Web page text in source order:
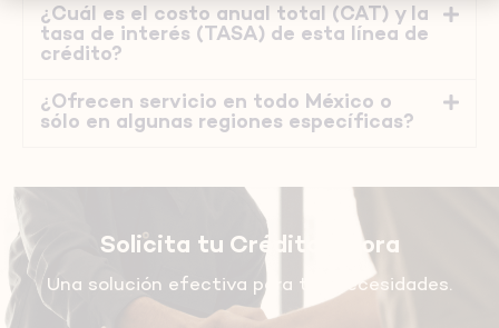
¿Cuál es el costo anual total (CAT) y la
tasa de interés (TASA) de esta línea de
crédito?
¿Ofrecen servicio en todo México o
sólo en algunas regiones específicas?
Solicita tu Crédito Ahora
Una solución efectiva para tus necesidades.